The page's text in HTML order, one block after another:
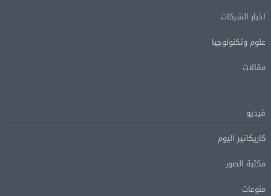
اخبار الشركات
علوم وتكنولوجيا
مقالات
فيديو
كاريكاتير اليوم
مكتبة الصور
منوعات